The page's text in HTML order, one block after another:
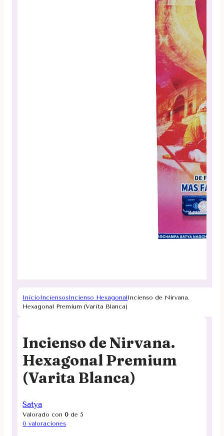
InicioInciensosIncienso HexagonalIncienso de Nirvana.
Hexagonal Premium (Varita Blanca)
Incienso de Nirvana.
Hexagonal Premium
(Varita Blanca)
Satya
Valorado con0 de 5
0 valoraciones